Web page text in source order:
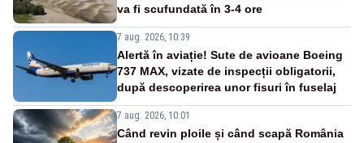
va fi scufundată în 3-4 ore
7 aug. 2026, 10:39
Alertă în aviație! Sute de avioane Boeing
737 MAX, vizate de inspecții obligatorii,
după descoperirea unor fisuri în fuselaj
7 aug. 2026, 10:01
Când revin ploile și când scapă România